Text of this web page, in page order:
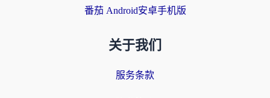
番茄 Android安卓手机版
关于我们
服务条款